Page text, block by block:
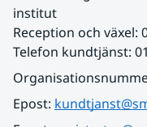
institut
Reception och växel:
Telefon kundtjänst:
Epost: